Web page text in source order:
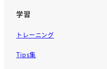
学習
トレーニング
Tips集